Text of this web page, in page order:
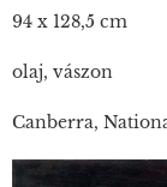
94 x 128,5 cm
olaj, vászon
Canberra,